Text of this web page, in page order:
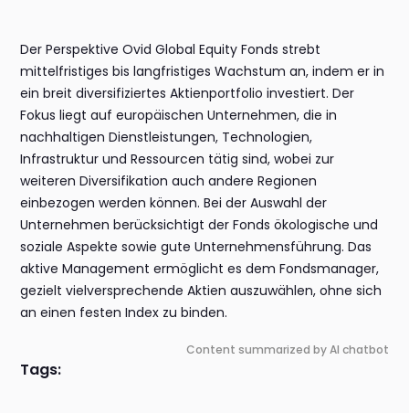
Der Perspektive Ovid Global Equity Fonds strebt
mittelfristiges bis langfristiges Wachstum an, indem er in
ein breit diversifiziertes Aktienportfolio investiert. Der
Fokus liegt auf europäischen Unternehmen, die in
nachhaltigen Dienstleistungen, Technologien,
Infrastruktur und Ressourcen tätig sind, wobei zur
weiteren Diversifikation auch andere Regionen
einbezogen werden können. Bei der Auswahl der
Unternehmen berücksichtigt der Fonds ökologische und
soziale Aspekte sowie gute Unternehmensführung. Das
aktive Management ermöglicht es dem Fondsmanager,
gezielt vielversprechende Aktien auszuwählen, ohne sich
an einen festen Index zu binden.
Content summarized by AI chatbot
Tags: